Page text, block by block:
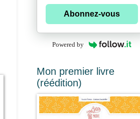
Abonnez-vous
Powered by
Mon premier livre
(réédition)